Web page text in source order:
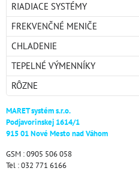
RIADIACE SYSTÉMY
FREKVENČNÉ MENIČE
CHLADENIE
TEPELNÉ VÝMENNÍKY
RÔZNE
MARET systém s.r.o.
Podjavorinskej 1614/1
915 01 Nové Mesto nad Váhom
GSM : 0905 506 058
Tel : 032 771 6166